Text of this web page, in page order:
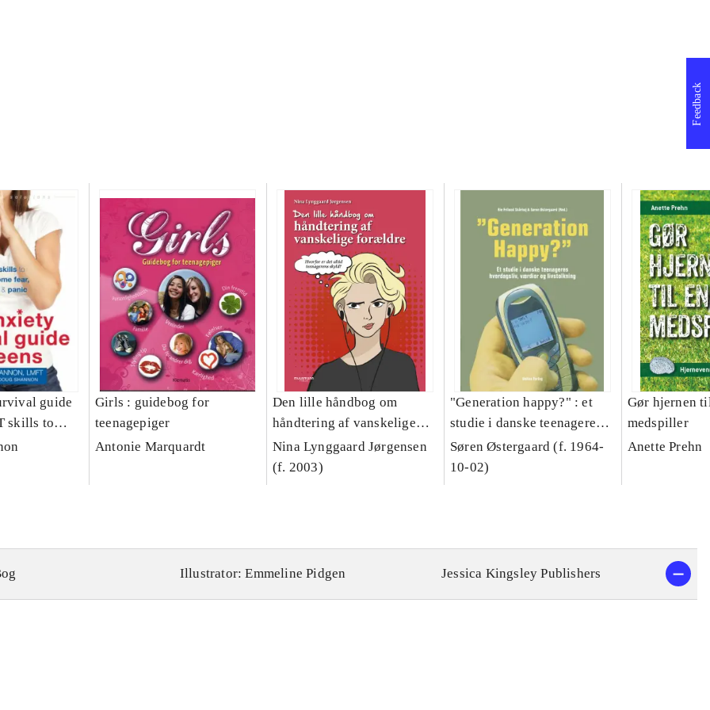
guide
skills to
worry, &
Girls : guidebog for
teenagepiger
Antonie Marquardt
Den lille håndbog om
håndtering af vanskelige
forældre : hvorfor er det
altid teenagerens skyld?
Nina Lynggaard Jørgensen
(f. 2003)
"Generation happy?" : et
studie i danske teenageres
hverdagsliv, værdier og
livstolkning
Søren Østergaard (f. 1964-
10-02)
Gør hjernen
medspiller
Anette Prehn
Illustrator: Emmeline Pidgen Jessica Kingsley Publishers
Feedback